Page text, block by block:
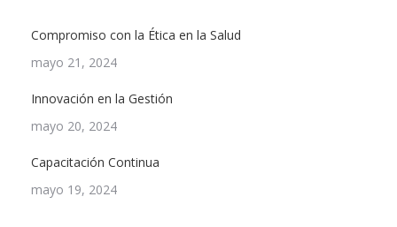
Compromiso con la Ética en la Salud
mayo 21, 2024
Innovación en la Gestión
mayo 20, 2024
Capacitación Continua
mayo 19, 2024